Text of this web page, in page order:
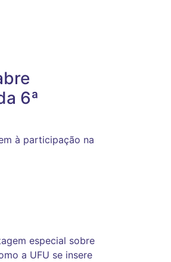
6ª
à participação na
especial sobre
a UFU se insere